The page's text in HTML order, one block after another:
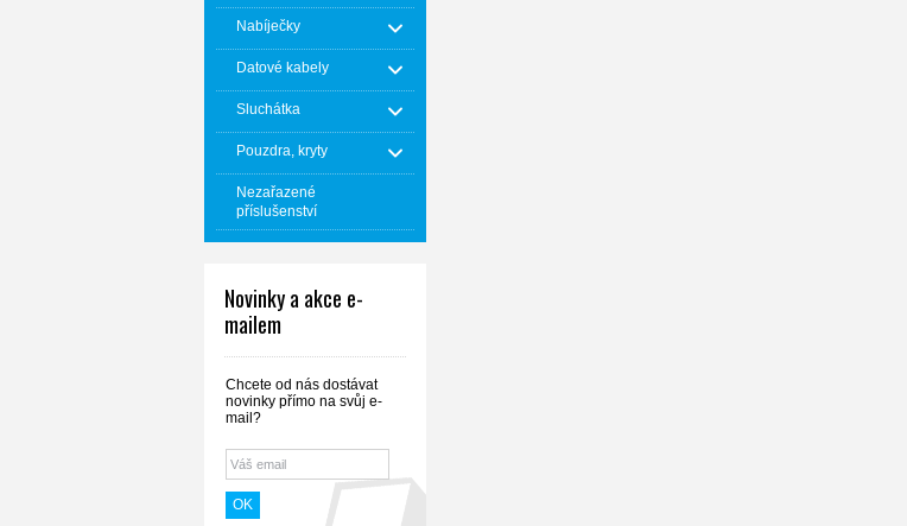
Nabíječky
Datové kabely
Sluchátka
Pouzdra, kryty
Nezařazené
příslušenství
Novinky a akce e-
mailem
Chcete od nás dostávat
novinky přímo na svůj e-
mail?